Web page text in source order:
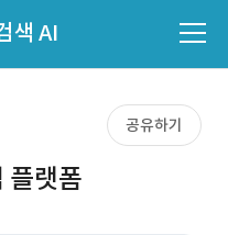
색 AI
공유하기
플랫폼